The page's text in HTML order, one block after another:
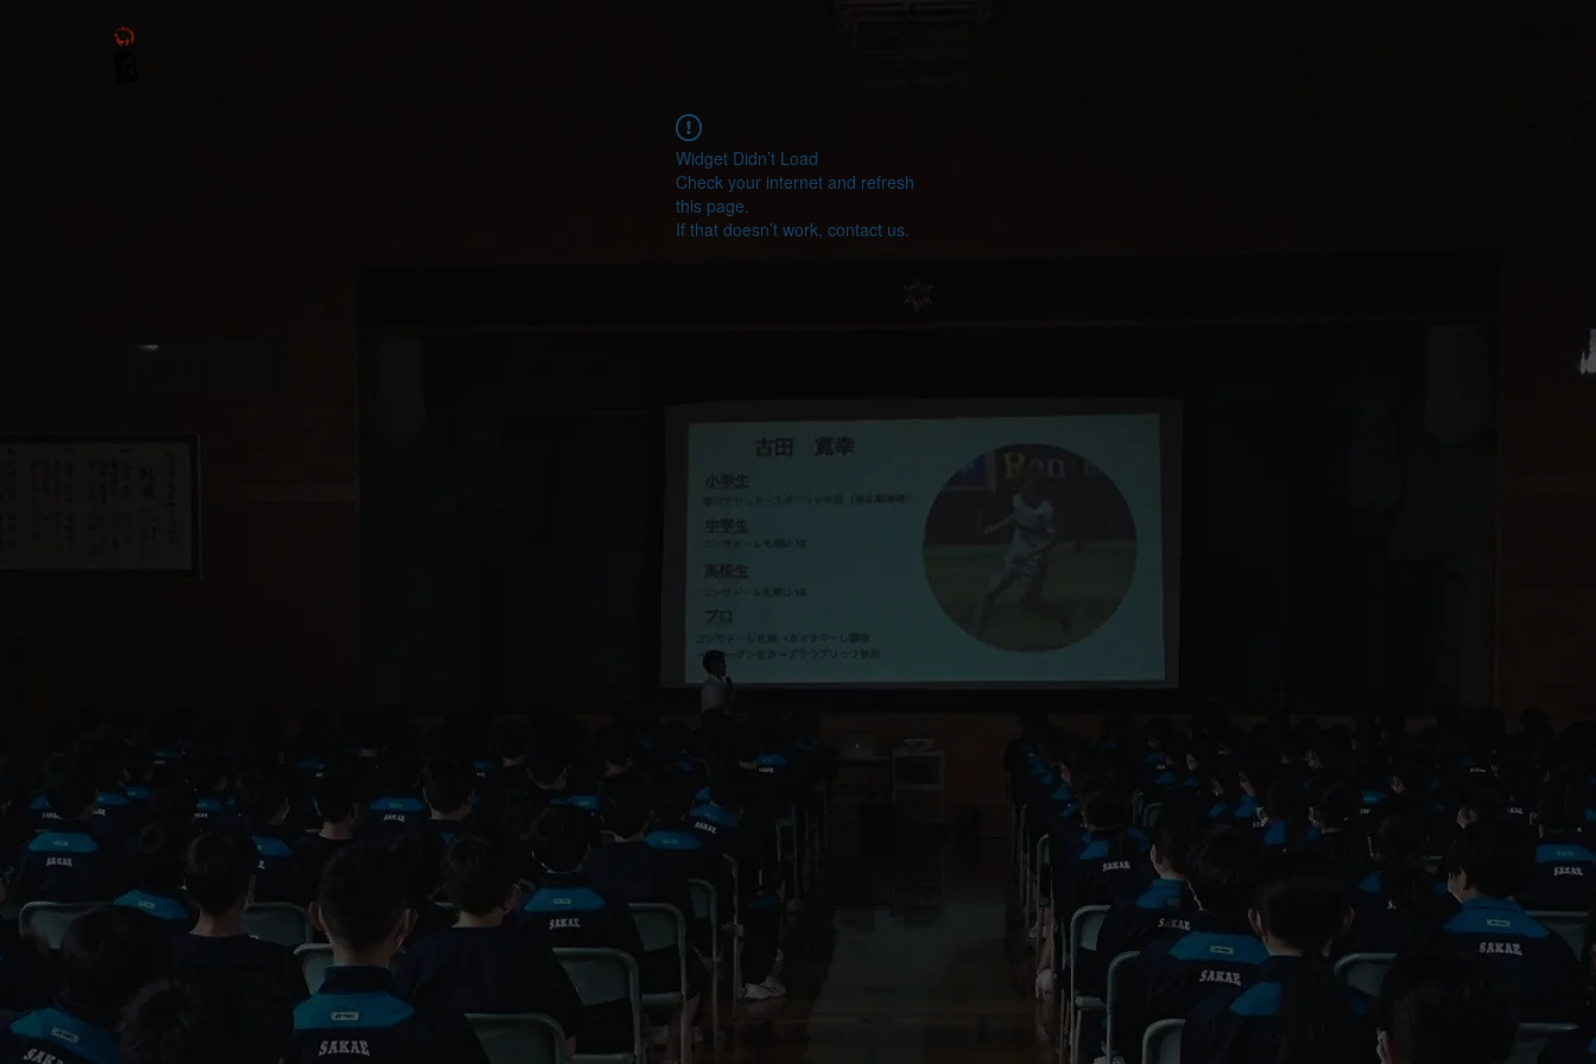
Widget Didn’t Load
Check your internet and refresh
this page.
If that doesn’t work, contact us.